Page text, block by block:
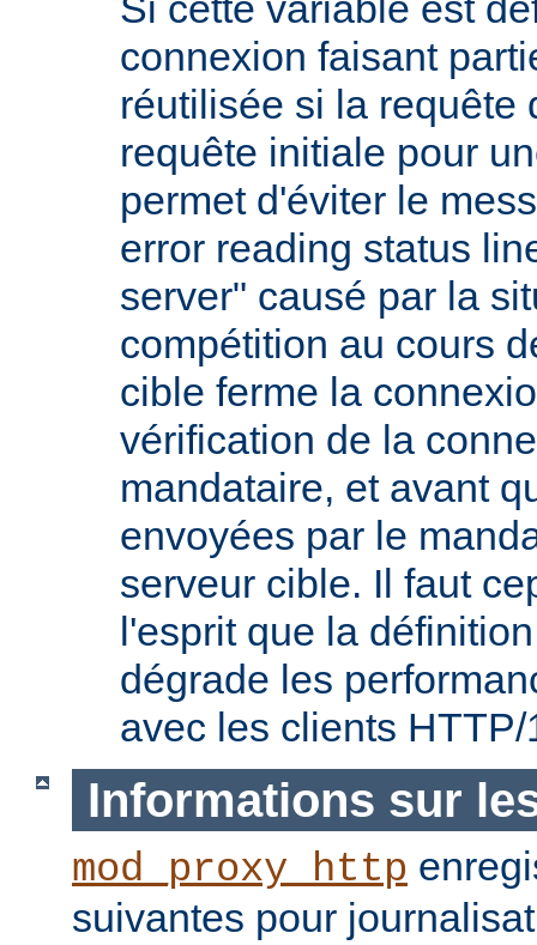
connexion faisant
réutilisée si la requête
requête initiale pour
permet d'éviter le
error reading status
server" causé par la
compétition au cours
cible ferme la
vérification de la
mandataire, et avant
envoyées par le
serveur cible. Il faut
l'esprit que la
dégrade les
avec les clients HTTP/
Informations sur
mod_proxy_http
suivantes pour